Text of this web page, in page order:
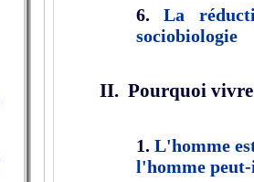
6.La
sociobiologie
II. Pourquoi vivre
1. L'homme
l'homme